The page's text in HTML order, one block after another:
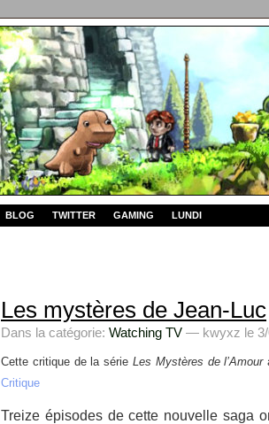
BLOG TWITTER GAMING LUNDI
Les mystères de Jean-Luc
Dans la catégorie: Watching TV — kwyxz le 3/
Cette critique de la série Les Mystères de l’Amour
Critique
Treize épisodes de cette nouvelle saga